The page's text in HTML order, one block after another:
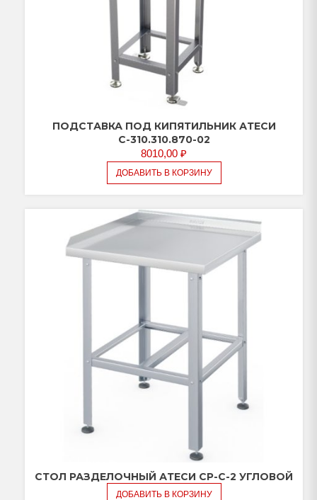
ПОДСТАВКА ПОД КИПЯТИЛЬНИК АТЕСИ
С-310.310.870-02
8010,00 ₽
ДОБАВИТЬ В КОРЗИНУ
СТОЛ РАЗДЕЛОЧНЫЙ АТЕСИ СР-С-2 УГЛОВОЙ
ДОБАВИТЬ В КОРЗИНУ